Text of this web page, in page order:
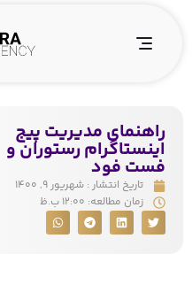
راهنمای مدیریت پیج
اینستاگرام رستوران و
فست فود
تاریخ انتشار : شهریور ۹, ۱۴۰۰
زمان مطالعه: ۱۲:۰۰ ب.ظ